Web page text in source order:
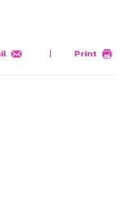
| Print